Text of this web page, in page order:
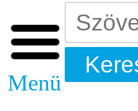
Menü